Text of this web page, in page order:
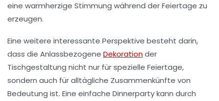
eine warmherzige Stimmung während der Feiertage zu
erzeugen.
Eine weitere interessante Perspektive besteht darin,
dass die Anlassbezogene Dekorationder
Tischgestaltung nicht nur für spezielle Feiertage,
sondern auch für alltägliche Zusammenkünfte von
Bedeutung ist. Eine einfache Dinnerparty kann durch